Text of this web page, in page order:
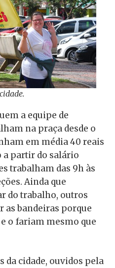
a equipe de
na praça desde o
em média 40 reais
a partir do salário
trabalham das 9h às
Ainda que
do trabalho, outros
as bandeiras porque
o fariam mesmo que
da cidade, ouvidos pela